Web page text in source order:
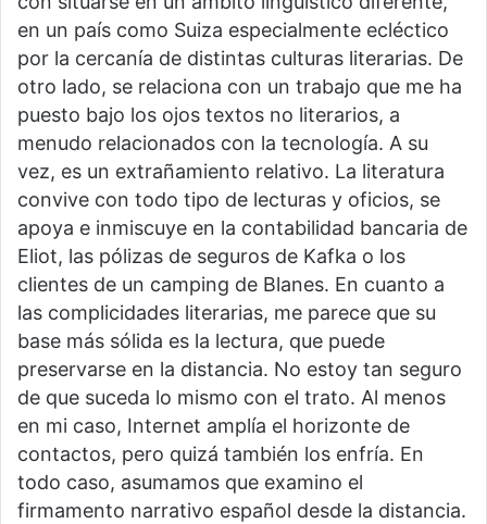
en un país como Suiza especialmente ecléctico
por la cercanía de distintas culturas literarias. De
otro lado, se relaciona con un trabajo que me ha
puesto bajo los ojos textos no literarios, a
menudo relacionados con la tecnología. A su
vez, es un extrañamiento relativo. La literatura
convive con todo tipo de lecturas y oficios, se
apoya e inmiscuye en la contabilidad bancaria de
Eliot, las pólizas de seguros de Kafka o los
clientes de un camping de Blanes. En cuanto a
las complicidades literarias, me parece que su
base más sólida es la lectura, que puede
preservarse en la distancia. No estoy tan seguro
de que suceda lo mismo con el trato. Al menos
en mi caso, Internet amplía el horizonte de
contactos, pero quizá también los enfría. En
todo caso, asumamos que examino el
firmamento narrativo español desde la distancia.